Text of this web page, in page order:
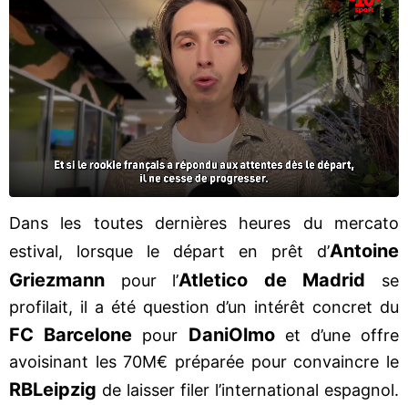
Dans les toutes dernières heures du mercato
estival, lorsque le départ en prêt d’Antoine
Griezmann pour l’Atletico de Madrid se
profilait, il a été question d’un intérêt concret du
FC Barcelone pour DaniOlmoet d’une offre
avoisinant les 70M€ préparée pour convaincre le
RBLeipzig de laisser filer l’international espagnol.